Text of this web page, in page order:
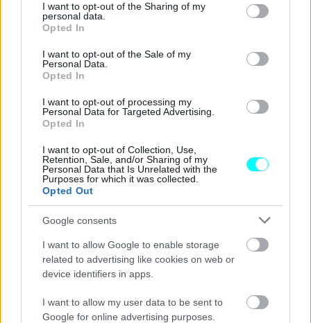
not limited to your visit or usage behaviour. You may click to
grant or deny consent to Google and its third-party tags to
use your data for below specified purposes in below Google
consent section.
I want to opt-out of the Sharing of my
personal data.
Opted In
I want to opt-out of the Sale of my
Personal Data.
Opted In
I want to opt-out of processing my
Personal Data for Targeted Advertising.
Opted In
I want to opt-out of Collection, Use,
Retention, Sale, and/or Sharing of my
Personal Data that Is Unrelated with the
Purposes for which it was collected.
Opted Out
Google consents
I want to allow Google to enable storage
related to advertising like cookies on web or
device identifiers in apps.
I want to allow my user data to be sent to
Google for online advertising purposes.
εμπνευσμένη
από τη γειτονιά Tuileries του Παρισιού , έχει
επενδύσεις με ραφές στο σχήμα του διαμαντιού μεταξύ
των πολλαπλών πολυτελών υλικών - που περιλαμβάνουν
ακόμα και δερμάτινη επένδυση στα χερούλια των θυρών